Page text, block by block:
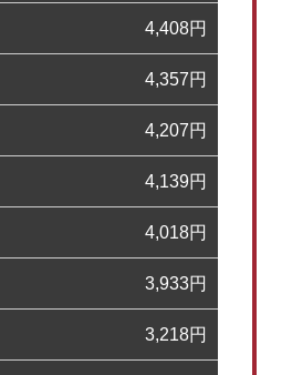
4,408円
4,357円
4,207円
4,139円
4,018円
3,933円
3,218円